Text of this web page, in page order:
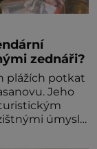
zednáři?
plážích potkat
Jeho
úmysly.